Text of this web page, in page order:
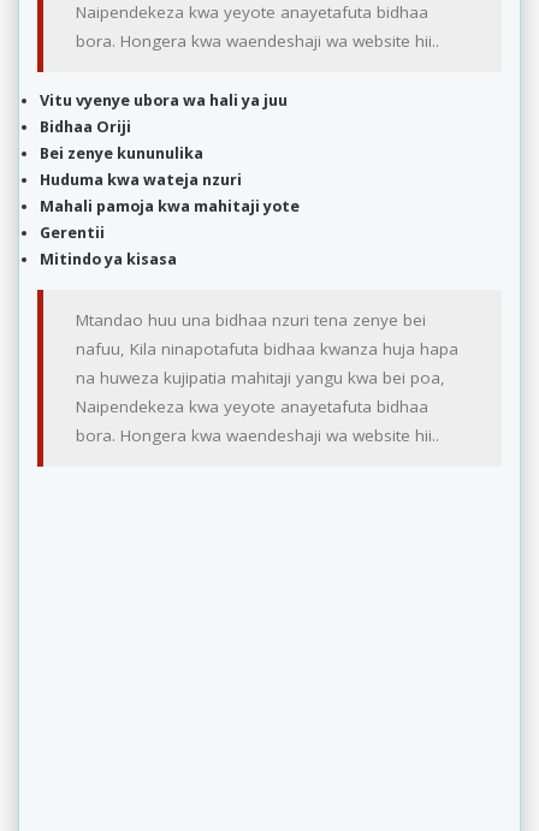
Naipendekeza kwa yeyote anayetafuta bidhaa
bora. Hongera kwa waendeshaji wa website hii..
Vitu vyenye ubora wa hali ya juu
Bidhaa Oriji
Bei zenye kununulika
Huduma kwa wateja nzuri
Mahali pamoja kwa mahitaji yote
Gerentii
Mitindo ya kisasa
Mtandao huu una bidhaa nzuri tena zenye bei
nafuu, Kila ninapotafuta bidhaa kwanza huja hapa
na huweza kujipatia mahitaji yangu kwa bei poa,
Naipendekeza kwa yeyote anayetafuta bidhaa
bora. Hongera kwa waendeshaji wa website hii..